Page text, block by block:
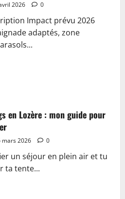
2026 0
Impact prévu 2026
adaptés, zone
en Lozère : mon guide pour
mars 2026 0
un séjour en plein air et tu
ta tente...